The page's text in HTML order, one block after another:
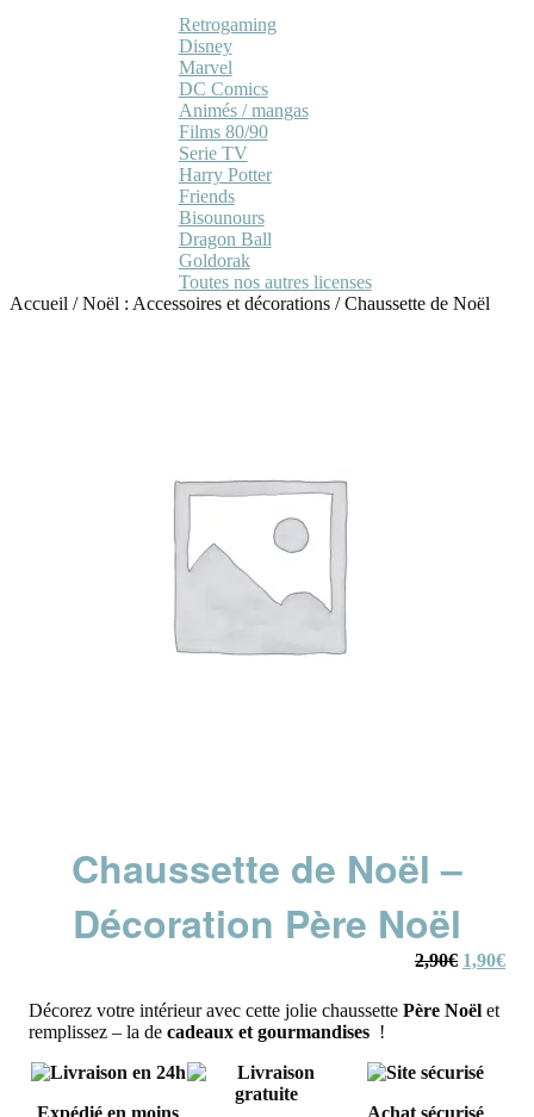
Retrogaming
Disney
Marvel
DC Comics
Animés / mangas
Films 80/90
Serie TV
Harry Potter
Friends
Bisounours
Dragon Ball
Goldorak
Toutes nos autres licenses
Accueil /Noël : Accessoires et décorations /Chaussette de Noël
Chaussette de Noël –
Décoration Père Noël
2,90€ Le
initial
était :
1,90€Le
Décorez votre intérieur avec cette jolie chaussette Père Noël et
remplissez – la de cadeaux et gourmandises !
Expédié en moins Achat sécurisé